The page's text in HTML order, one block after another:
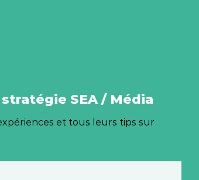
SEA / Média
et tous leurs tips sur